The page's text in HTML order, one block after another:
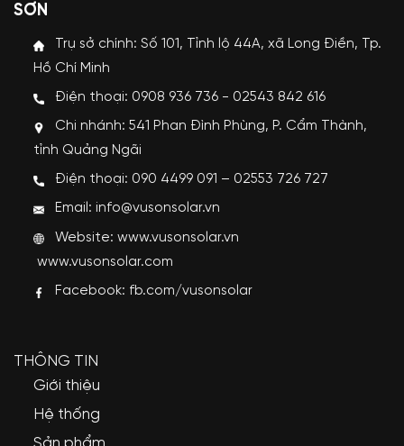
SƠN
Trụ sở chính: Số 101, Tỉnh lộ 44A, xã Long Điền, Tp.
Hồ Chí Minh
Điện thoại: 0908 936 736 - 02543 842 616
Chi nhánh: 541 Phan Đình Phùng, P. Cẩm Thành,
tỉnh Quảng Ngãi
Điện thoại: 090 4499 091 – 02553 726 727
Email: info@vusonsolar.vn
Website:www.vusonsolar.vn
www.vusonsolar.com
Facebook: fb.com/vusonsolar
THÔNG TIN
Giới thiệu
Hệ thống